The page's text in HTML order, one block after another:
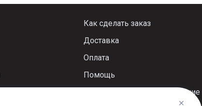
Как сделать заказ
Доставка
Оплата
Помощь
Пользовательское соглашение